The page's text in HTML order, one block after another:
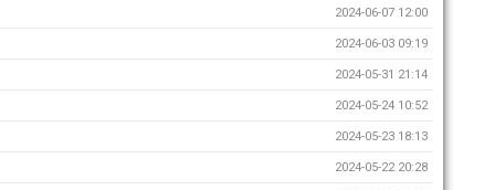
2024-06-07 12:00
2024-06-03 09:19
2024-05-31 21:14
2024-05-24 10:52
2024-05-23 18:13
2024-05-22 20:28